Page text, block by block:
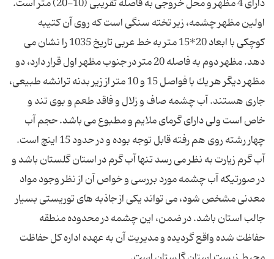
دارای 4 مظهر و محل خروجی به فاصله تقریبی (10-20) متر است.
اولین مظهر چشمه، زیر تخته سنگی است كه روی آن كتیبه
كوچكی با ابعاد 20*15 متر به خط عربی تاریخ 1035 را نشان می
دهد. مظهر دوم به فاصله 20 متر در جنوب مظهر اول قرار دارد، دو
مظهر دیگر هر یك با فواصل 15 و 10 متر از زیر بدنه ترانشه طبیعی،
جاری هستند. آب چشمه صاف و زلال و فاقد طعم و بوی تند و
خاص است ولی دارای گرمای ملایم و مطبوع می باشد. حجم آب
چهار رشته روی هم رفته قابل توجه بوده و در حدود 15 اینچ است.
آب گرم زیارت به نظر می رسد تنها آب گرم در استان گلستان باشد و
در صورتیكه آب چشمه مورد بررسی و خواص آن از نظر وجود مواد
معدنی مشخص شود، می تواند یكی از جاذبه های توریستی بسیار
جالب استان باشد. در ضمن، این چشمه در محدوده منطقه
حفاظت شده واقع گردیده و مدیریت آن به عهده اداره كل حفاظت